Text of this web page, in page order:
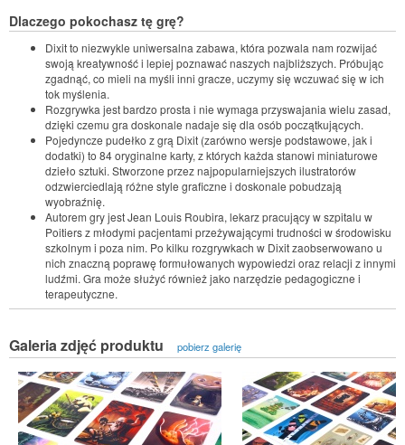
Dlaczego pokochasz tę grę?
Dixit to niezwykle uniwersalna zabawa, która pozwala nam rozwijać
swoją kreatywność i lepiej poznawać naszych najbliższych. Próbując
zgadnąć, co mieli na myśli inni gracze, uczymy się wczuwać się w ich
tok myślenia.
Rozgrywka jest bardzo prosta i nie wymaga przyswajania wielu zasad,
dzięki czemu gra doskonale nadaje się dla osób początkujących.
Pojedyncze pudełko z grą Dixit (zarówno wersje podstawowe, jak i
dodatki) to 84 oryginalne karty, z których każda stanowi miniaturowe
dzieło sztuki. Stworzone przez najpopularniejszych ilustratorów
odzwierciedlają różne style graficzne i doskonale pobudzają
wyobraźnię.
Autorem gry jest Jean Louis Roubira, lekarz pracujący w szpitalu w
Poitiers z młodymi pacjentami przeżywającymi trudności w środowisku
szkolnym i poza nim. Po kilku rozgrywkach w Dixit zaobserwowano u
nich znaczną poprawę formułowanych wypowiedzi oraz relacji z innymi
ludźmi. Gra może służyć również jako narzędzie pedagogiczne i
terapeutyczne.
Galeria zdjęć produktu pobierz galerię